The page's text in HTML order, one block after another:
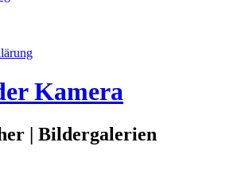
Kamera
| Bildergalerien